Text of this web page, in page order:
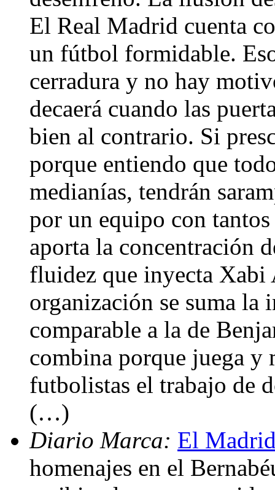
El Real Madrid cuenta
un fútbol formidable.
cerradura y no hay
decaerá cuando las
bien al contrario. Si
porque entiendo que
medianías, tendrán
por un equipo con
aporta la concentración
fluidez que inyecta Xabi
organización se suma la
comparable a la de
combina porque juega y
futbolistas el trabajo de
(…)
Diario Marca: El
homenajes en el